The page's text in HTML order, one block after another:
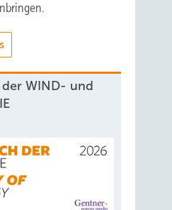
der WIND- und